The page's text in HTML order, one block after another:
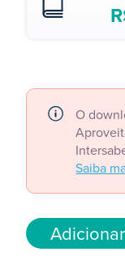
O
Saiba